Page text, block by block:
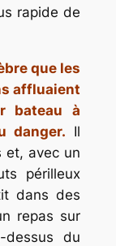
rapide de
que les
affluaient
bateau à
danger. Il
et, avec un
périlleux
dans des
repas sur
du